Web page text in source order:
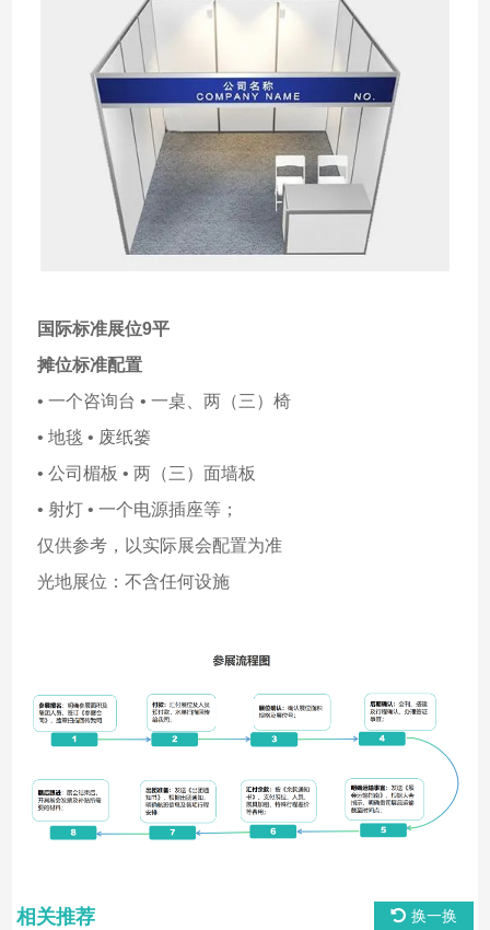
国际标准展位9平
摊位标准配置
• 一个咨询台 • 一桌、两（三）椅
• 地毯 • 废纸篓
• 公司楣板 • 两（三）面墙板
• 射灯 • 一个电源插座等；
仅供参考，以实际展会配置为准
光地展位：不含任何设施
相关推荐 换一换